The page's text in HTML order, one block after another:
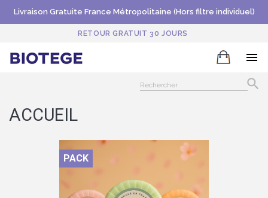
Livraison Gratuite France Métropolitaine (Hors filtre individuel)
RETOUR GRATUIT 30 JOURS


ACCUEIL
PACK